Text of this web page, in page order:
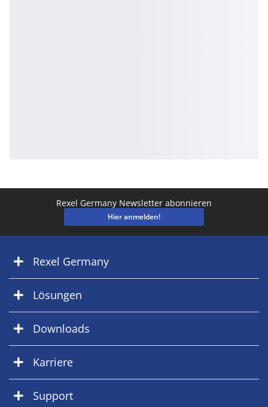
Rexel Germany Newsletter abonnieren
Hier anmelden!
Rexel Germany
Lösungen
Downloads
Karriere
Support